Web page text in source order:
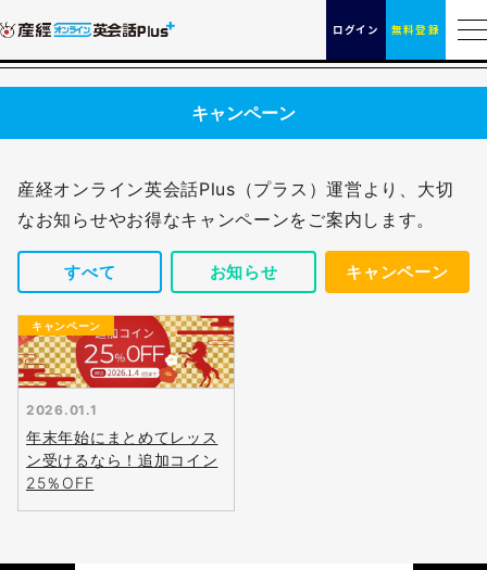
ログイン 無料登録
キャンペーン
産経オンライン英会話Plus（プラス）運営より、大切
なお知らせやお得なキャンペーンをご案内します。
すべて お知らせ キャンペーン
キャンペーン
2026.01.1
年末年始にまとめてレッス
ン受けるなら！追加コイン
25％OFF